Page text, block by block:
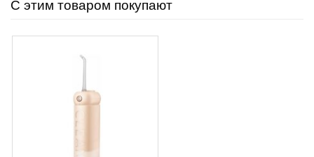
3
650 ₽.
390 ₽.